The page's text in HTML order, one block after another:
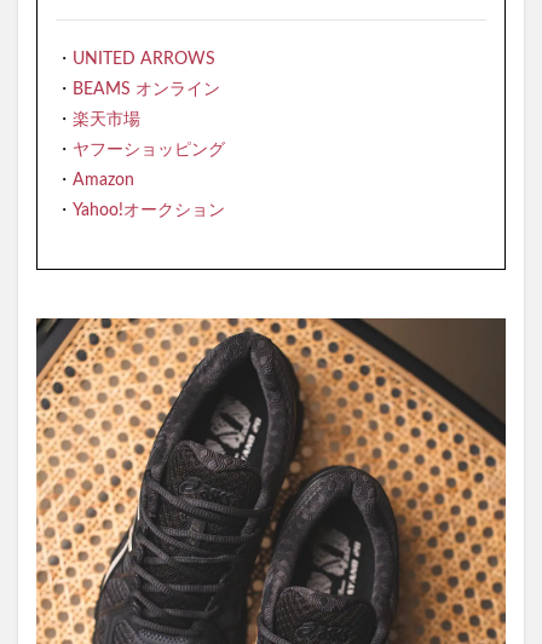
・ UNITED ARROWS
・ BEAMS オンライン
・ 楽天市場
・ ヤフーショッピング
・ Amazon
・ Yahoo!オークション